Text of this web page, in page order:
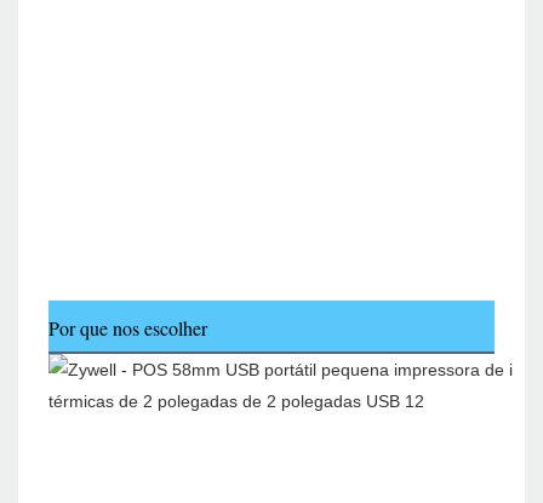
Por que nos escolher